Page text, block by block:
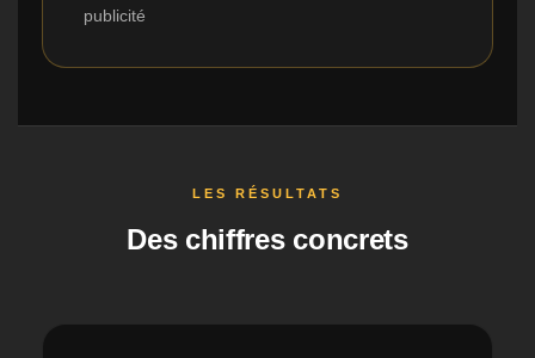
publicité
LES RÉSULTATS
Des chiffres concrets